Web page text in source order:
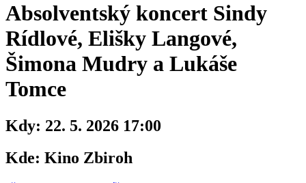
Absolventský koncert Sindy
Rídlové, Elišky Langové,
Šimona Mudry a Lukáše
Tomce
Kdy: 22. 5. 2026 17:00
Kde: Kino Zbiroh